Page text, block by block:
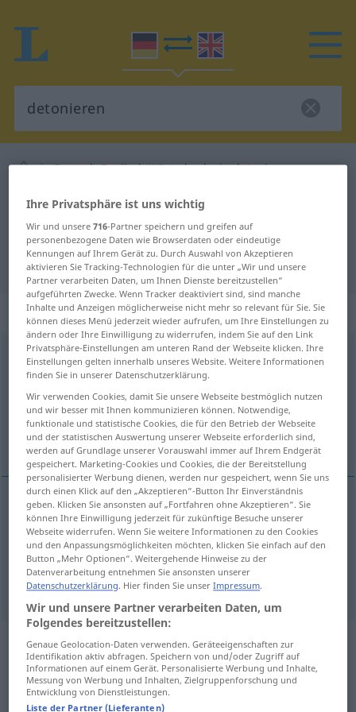
Deutsch-Englisch Wörterbuch detonieren
Deutsch-Englisch Übersetzung für
"detonieren"
"detonieren" Englisch Übersetzung
„detonieren“: intransitives Verb
detonieren [detoˈniːrən]v/i <keinge-;sein>
Übersicht aller Übersetzungen
(Für mehr Details die Übersetzung anklicken/antippen)
explode, detonate
explode detonieren explodieren
detonate detonierenexplodieren
Beispielsätze aus externen Quellen
für "detonieren"
(nicht von der Langenscheidt Redaktion
Ihre Privatsphäre ist uns wichtig
Wir und unsere716-Partner speichern und greifen auf
personenbezogene Daten wie Browserdaten oder eindeutige
Kennungen auf Ihrem Gerät zu. Durch Auswahl von Akzeptieren
aktivieren Sie Tracking-Technologien für die unter „Wir und unsere
Partner verarbeiten Daten, um Ihnen Dienste bereitzustellen“
aufgeführten Zwecke. Wenn Tracker deaktiviert sind, sind manche
Inhalte und Anzeigen möglicherweise nicht mehr so relevant für Sie. Sie
können dieses Menü jederzeit wieder aufrufen, um Ihre Einstellungen zu
ändern oder Ihre Einwilligung zu widerrufen, indem Sie auf den Link
Privatsphäre-Einstellungen am unteren Rand der Webseite klicken. Ihre
Einstellungen gelten innerhalb unseres Website. Weitere Informationen
finden Sie in unserer Datenschutzerklärung.
Wir verwenden Cookies, damit Sie unsere Webseite bestmöglich nutzen
und wir besser mit Ihnen kommunizieren können. Notwendige,
funktionale und statistische Cookies, die für den Betrieb der Webseite
und der statistischen Auswertung unserer Webseite erforderlich sind,
werden auf Grundlage unserer Vorauswahl immer auf Ihrem Endgerät
gespeichert. Marketing-Cookies und Cookies, die der Bereitstellung
personalisierter Werbung dienen, werden nur gespeichert, wenn Sie uns
durch einen Klick auf den „Akzeptieren“-Button Ihr Einverständnis
geben. Klicken Sie ansonsten auf „Fortfahren ohne Akzeptieren“. Sie
können Ihre Einwilligung jederzeit für zukünftige Besuche unserer
Webseite widerrufen. Wenn Sie weitere Informationen zu den Cookies
und den Anpassungsmöglichkeiten möchten, klicken Sie einfach auf den
Button „Mehr Optionen“. Weitergehende Hinweise zu der
Datenverarbeitung entnehmen Sie ansonsten unserer
Datenschutzerklärung. Hier finden Sie unserImpressum.
Wir und unsere Partner verarbeiten Daten, um
Folgendes bereitzustellen:
Genaue Geolocation-Daten verwenden. Geräteeigenschaften zur
Identifikation aktiv abfragen. Speichern von und/oder Zugriff auf
Informationen auf einem Gerät. Personalisierte Werbung und Inhalte,
Messung von Werbung und Inhalten, Zielgruppenforschung und
Entwicklung von Dienstleistungen.
Liste der Partner (Lieferanten)